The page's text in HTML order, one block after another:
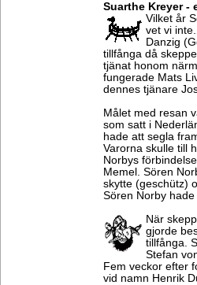
Suarthe Kreyer -
Vilket år
vet vi
Danzig
tillfånga då
tjänat honom
fungerade Mats
dennes tjänare
Målet med resan
som satt i
hade att segla
Varorna skulle till
Norbys
Memel. Sören
skytte (geschütz)
Sören Norby
När
gjorde
tillfånga.
Stefan
Fem veckor efter
vid namn Henrik